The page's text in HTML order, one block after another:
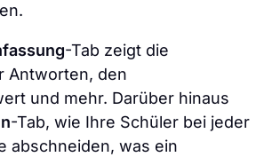
-Tab zeigt die
Antworten, den
und mehr. Darüber hinaus
-Tab, wie Ihre Schüler bei jeder
abschneiden, was ein